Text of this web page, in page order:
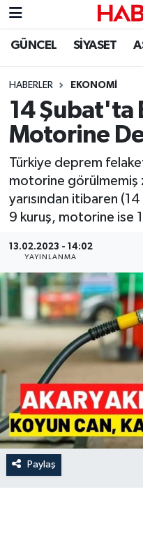
GÜNCEL SİYASET
HABERLER EKONOMI
14 Şubat'ta
Motorine
Türkiye deprem
motorine görülmemiş
yarısından itibaren
9 kuruş, motorine ise
13.02.2023 - 14:02
YAYINLANMA
Paylaş
GÜNCEL
SİYASET
EKONOMİ
SPOR
YAŞAM
EĞİTİM
İLÇE HABERLERİ
KÜLTÜR-SANAT
KSÜ
DÜNYA
Nöbetçi Eczaneler
Hava Durumu
Kahramanmaraş
Trafik Durumu
Süper Lig Puan
Haber Arşivi